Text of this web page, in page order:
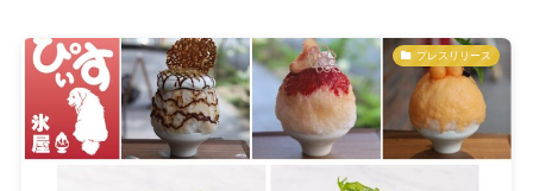
プレスリリース